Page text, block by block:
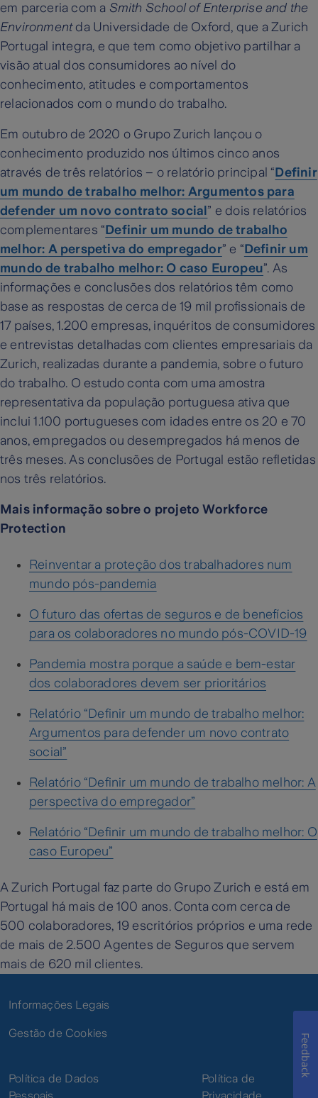
em parceria com a Smith School of Enterprise and the
Environmentda Universidade de Oxford, que a Zurich
Portugal integra, e que tem como objetivo partilhar a
visão atual dos consumidores ao nível do
conhecimento, atitudes e comportamentos
relacionados com o mundo do trabalho.
Em outubro de 2020 o Grupo Zurich lançou o
conhecimento produzido nos últimos cinco anos
através de três relatórios – o relatório principal “Definir
um mundo de trabalho melhor: Argumentos para
defender um novo contrato social ” e dois relatórios
complementares “Definir um mundo de trabalho
melhor: A perspetiva do empregador” e “Definir um
mundo de trabalho melhor: O caso Europeu”. As
informações e conclusões dos relatórios têm como
base as respostas de cerca de 19 mil profissionais de
17 países, 1.200 empresas, inquéritos de consumidores
e entrevistas detalhadas com clientes empresariais da
Zurich, realizadas durante a pandemia, sobre o futuro
do trabalho. O estudo conta com uma amostra
representativa da população portuguesa ativa que
inclui 1.100 portugueses com idades entre os 20 e 70
anos, empregados ou desempregados há menos de
três meses. As conclusões de Portugal estão refletidas
nos três relatórios.
Mais informação sobre o projeto Workforce
Protection
Reinventar a proteção dos trabalhadores num
mundo pós-pandemia
O futuro das ofertas de seguros e de benefícios
para os colaboradores no mundo pós-COVID-19
Pandemia mostra porque a saúde e bem-estar
dos colaboradores devem ser prioritários
Relatório “Definir um mundo de trabalho melhor:
Argumentos para defender um novo contrato
social”
Relatório “Definir um mundo de trabalho melhor: A
perspectiva do empregador”
Relatório “Definir um mundo de trabalho melhor: O
caso Europeu”
A Zurich Portugal faz parte do Grupo Zurich e está em
Portugal há mais de 100 anos. Conta com cerca de
500 colaboradores, 19 escritórios próprios e uma rede
de mais de 2.500 Agentes de Seguros que servem
mais de 620 mil clientes.
Informações Legais
Gestão de Cookies
Política de Dados
Política de
Feedback